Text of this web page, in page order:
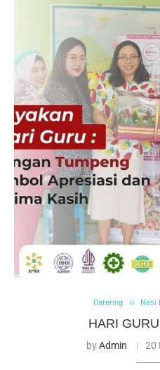
Catering Nasi
HARI
byAdmin 20